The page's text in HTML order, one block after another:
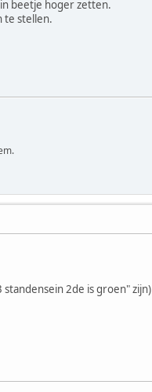
beetje hoger zetten.
te stellen.
2de is groen" zijn)